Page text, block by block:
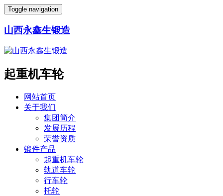
Toggle navigation
山西永鑫生锻造
起重机车轮
网站首页
关于我们
集团简介
发展历程
荣誉资质
锻件产品
起重机车轮
轨道车轮
行车轮
托轮